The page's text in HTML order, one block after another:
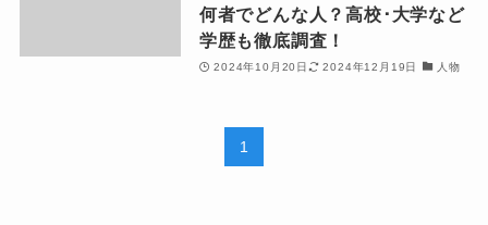
何者でどんな人？高校･大学など
学歴も徹底調査！
2024年10月20日 2024年12月19日 人物
1